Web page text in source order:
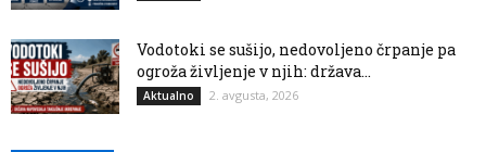
Vodotoki se sušijo, nedovoljeno črpanje pa
ogroža življenje v njih: država...
Aktualno 2. avgusta, 2026